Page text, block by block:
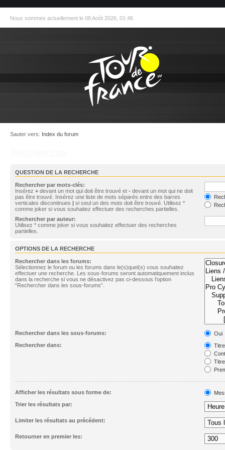
Nous sommes actuellement le 08 Août 2026, 01:46
Sauter vers: Index du forum
QUESTION DE LA RECHERCHE
Rechercher par mots-clés:
Insérez + devant un mot qui doit être trouvé et - devant un mot qui ne doit
pas être trouvé. Insérez une liste de mots séparés entre des barres
verticales discontinues | si seul un des mots doit être trouvé. Utilisez *
comme joker si vous souhaitez effectuer des recherches partielles.
Rechercher par auteur:
Utilisez * comme joker si vous souhaitez effectuer des recherches
partielles.
OPTIONS DE LA RECHERCHE
Rechercher dans les forums:
Sélectionnez le forum ou les forums dans le(s)quel(s) vous souhaitez
effectuer une recherche. Les sous-forums seront automatiquement inclus
dans la recherche si vous ne désactivez pas ci-dessous l’option
“Rechercher dans les sous-forums”.
Rechercher dans les sous-forums:
Oui
Rechercher dans:
Afficher les résultats sous forme de:
Trier les résultats par:
Limiter les résultats au précédent:
Retourner en premier les: